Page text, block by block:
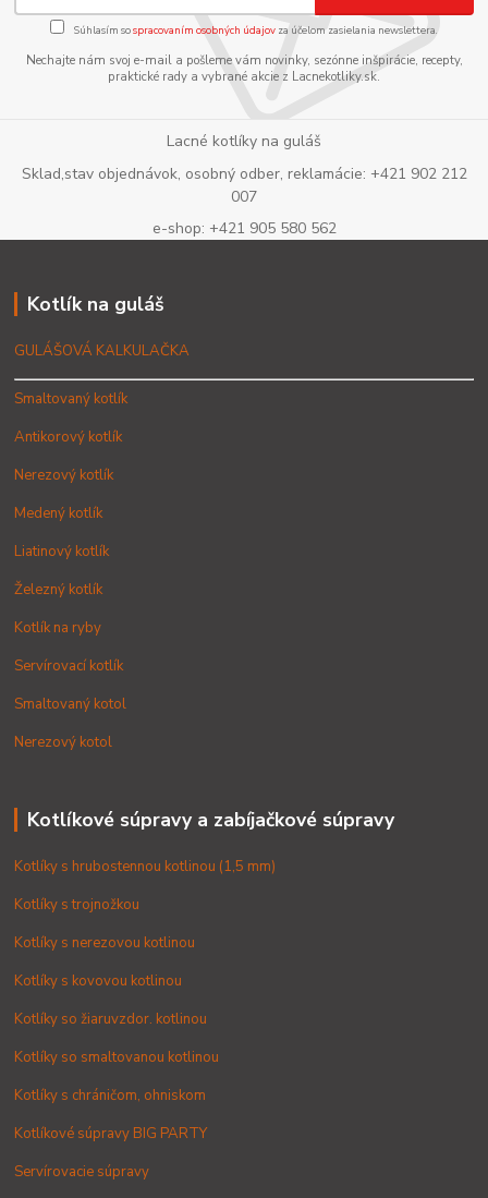
Súhlasím sospracovaním osobných údajov za účelom zasielania newslettera.
Nechajte nám svoj e-mail a pošleme vám novinky, sezónne inšpirácie, recepty,
praktické rady a vybrané akcie z Lacnekotliky.sk.
Lacné kotlíky na guláš
Sklad,stav objednávok, osobný odber, reklamácie: +421 902 212
007
e-shop: +421 905 580 562
Kotlík na guláš
GULÁŠOVÁ KALKULAČKA
Smaltovaný kotlík
Antikorový kotlík
Nerezový kotlík
Medený kotlík
Liatinový kotlík
Železný kotlík
Kotlík na ryby
Servírovací kotlík
Smaltovaný kotol
Nerezový kotol
Kotlíkové súpravy a zabíjačkové súpravy
Kotlíky s hrubostennou kotlinou (1,5 mm)
Kotlíky s trojnožkou
Kotlíky s nerezovou kotlinou
Kotlíky s kovovou kotlinou
Kotlíky so žiaruvzdor. kotlinou
Kotlíky so smaltovanou kotlinou
Kotlíky s chráničom, ohniskom
Kotlíkové súpravy BIG PARTY
Servírovacie súpravy